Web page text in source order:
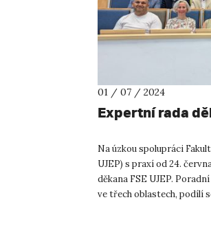
01 / 07 / 2024
Expertní rada
Na úzkou spolupráci
UJEP) s praxí od 24.
děkana FSE UJEP.
ve třech oblastech, podílí